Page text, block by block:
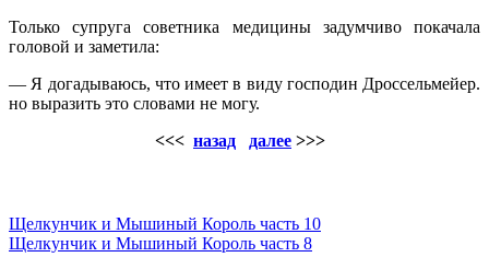
Только супруга советника медицины задумчиво покачала
головой и заметила:
— Я догадываюсь, что имеет в виду господин Дроссельмейер.
но выразить это словами не могу.
<<< назад далее >>>
Щелкунчик и Мышиный Король часть 10
Щелкунчик и Мышиный Король часть 8